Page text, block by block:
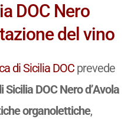
DOC Nero
del vino
di Sicilia DOCprevede
Sicilia DOC Nero d’Avola
organolettiche,